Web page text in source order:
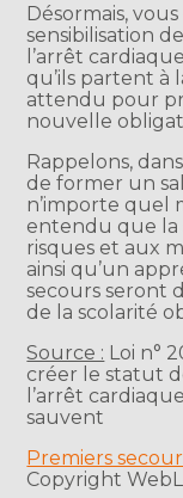
Désormais,
sensibilisation
l’arrêt
qu’ils partent à
attendu pour
nouvelle
Rappelons,
de former un
n’importe quel
entendu que la
risques et aux
ainsi qu’un
secours seront
de la scolarité
Source : Loi n°
créer le statut
l’arrêt
sauvent
Premiers
Copyright